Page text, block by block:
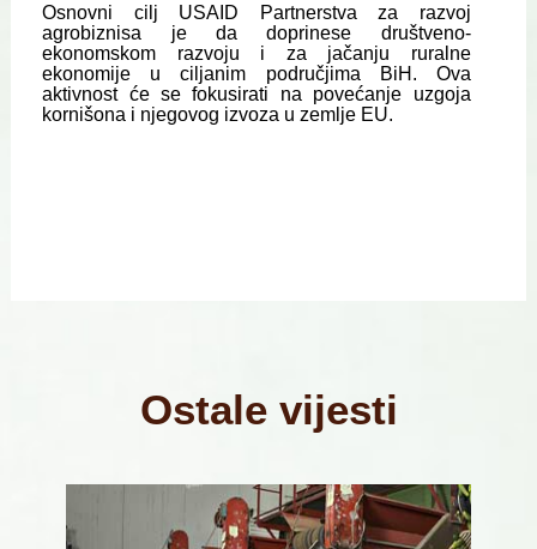
Osnovni cilj USAID Partnerstva za razvoj
agrobiznisa je da doprinese društveno-
ekonomskom razvoju i za jačanju ruralne
ekonomije u ciljanim područjima BiH. Ova
aktivnost će se fokusirati na povećanje uzgoja
kornišona i njegovog izvoza u zemlje EU.
Ostale vijesti